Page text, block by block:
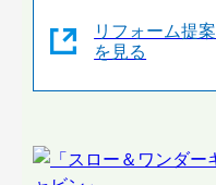
リフォーム提案
を見る